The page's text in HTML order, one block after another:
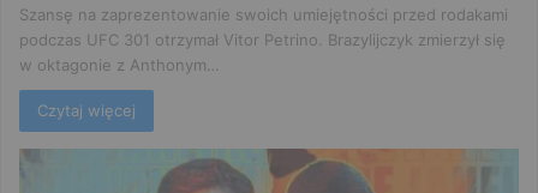
Szansę na zaprezentowanie swoich umiejętności przed rodakami
podczas UFC 301 otrzymał Vitor Petrino. Brazylijczyk zmierzył się
w oktagonie z Anthonym…
Czytaj więcej